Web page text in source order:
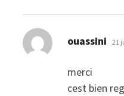
ouassini dit
21
merci
cest bien